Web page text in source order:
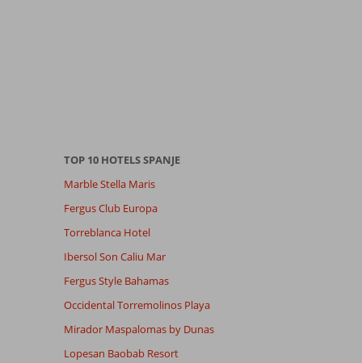
TOP 10 HOTELS SPANJE
Marble Stella Maris
Fergus Club Europa
Torreblanca Hotel
Ibersol Son Caliu Mar
Fergus Style Bahamas
Occidental Torremolinos Playa
Mirador Maspalomas by Dunas
Lopesan Baobab Resort